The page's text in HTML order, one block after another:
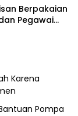
Berpakaian
Pegawai
Atm
Karena
Pompa